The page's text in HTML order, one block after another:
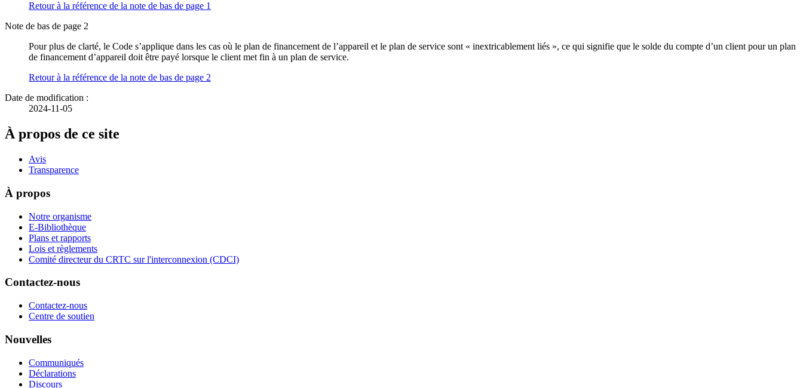
Retour à la référence de la note de bas de page 1
Note de bas de page 2
Pour plus de clarté, le Code s’applique dans les cas où le plan de financement de l’appareil et le plan de service sont « inextricablement liés », ce qui signifie que le solde du compte d’un client pour un plan
de financement d’appareil doit être payé lorsque le client met fin à un plan de service.
Retour à la référence de la note de bas de page 2
Date de modification :
2024-11-05
À propos de ce site
Avis
Transparence
À propos
Notre organisme
E-Bibliothèque
Plans et rapports
Lois et règlements
Comité directeur du CRTC sur l'interconnexion (CDCI)
Contactez-nous
Contactez-nous
Centre de soutien
Nouvelles
Communiqués
Déclarations
Discours